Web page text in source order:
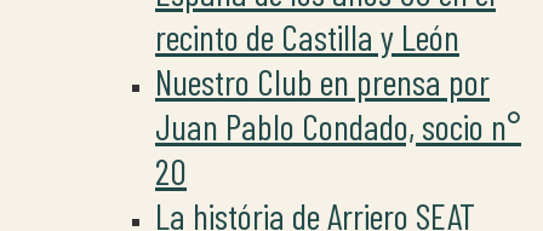
recinto de Castilla y León
Nuestro Club en prensa por
Juan Pablo Condado, socio n°
20
La história de Arriero SEAT